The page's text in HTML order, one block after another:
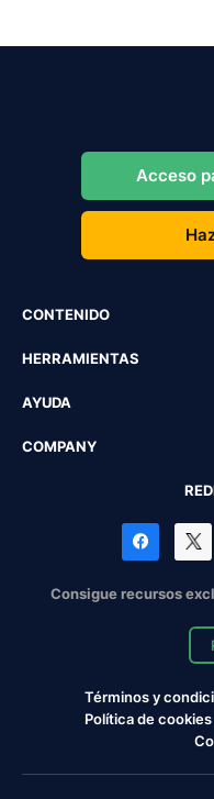
Acceso
CONTENIDO
HERRAMIENTAS
AYUDA
COMPANY
Consigue recursos
Términos y
Política de cookies